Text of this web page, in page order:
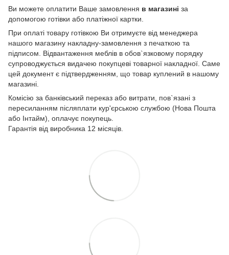
Ви можете оплатити Ваше замовлення в магазині за
допомогою готівки або платіжної картки.
При оплаті товару готівкою Ви отримуєте від менеджера
нашого магазину накладну-замовлення з печаткою та
підписом. Відвантаження меблів в обов`язковому порядку
супроводжується видачею покупцеві товарної накладної. Саме
цей документ є підтвердженням, що товар куплений в нашому
магазині.
Комісію за банківський переказ або витрати, пов`язані з
пересиланням післяплати кур'єрською службою (Нова Пошта
або Інтайм), оплачує покупець.
Гарантія від виробника 12 місяців.